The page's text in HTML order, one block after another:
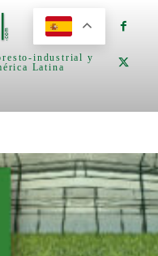
industrial y
Latina